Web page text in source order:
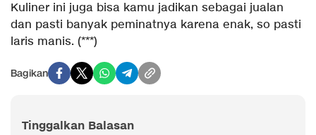
Kuliner ini juga bisa kamu jadikan sebagai jualan
dan pasti banyak peminatnya karena enak, so pasti
laris manis. (***)
Bagikan
Tinggalkan Balasan